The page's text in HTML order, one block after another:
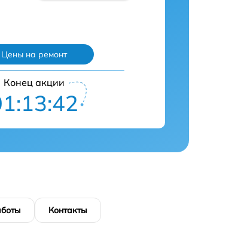
Цены на ремонт
Конец акции
Контакты